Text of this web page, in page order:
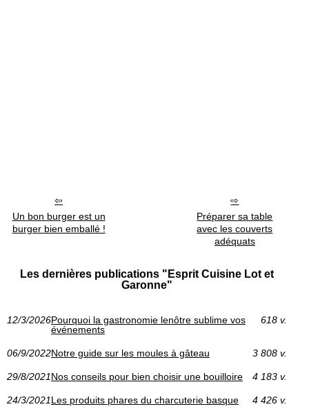
Un bon burger est un
burger bien emballé !
Préparer sa table
avec les couverts
adéquats
Les dernières publications "Esprit Cuisine Lot et
Garonne"
12/3/2026Pourquoi la gastronomie lenôtre sublime vos
événements
618 v.
06/9/2022Notre guide sur les moules à gâteau 3 808 v.
29/8/2021Nos conseils pour bien choisir une bouilloire 4 183 v.
24/3/2021Les produits phares du charcuterie basque 4 426 v.